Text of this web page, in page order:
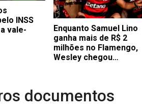
INSS
vale-
Enquanto Samuel Lino
ganha mais de R$ 2
milhões no Flamengo,
Wesley chegou
documentos